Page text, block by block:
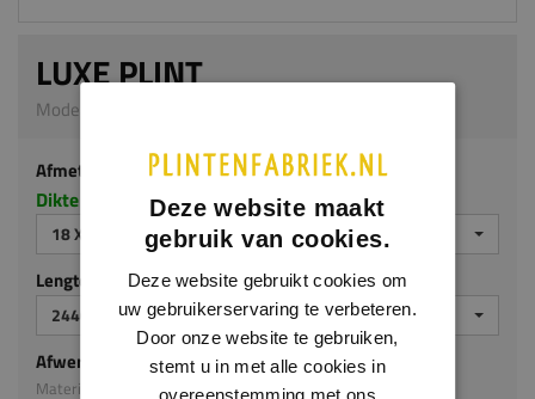
LUXE PLINT
Model M116 | 18 x 70 mm | MDF ecologisch
Afmeting
Dikte x hoogte in millimeters
18 X 70 MM
Lengte (mm)
2440
Afwerking
Materiaal: MDF ecologisch
Deze website maakt
gebruik van cookies.
Deze website gebruikt cookies om
uw gebruikerservaring te verbeteren.
Door onze website te gebruiken,
stemt u in met alle cookies in
overeenstemming met ons